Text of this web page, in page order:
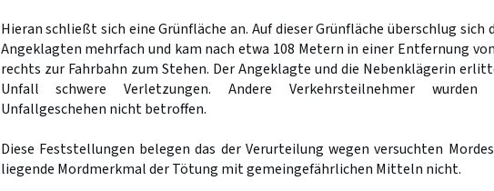
Hieran schließt sich eine Grünfläche an. Auf dieser Grünfläche überschlug sich
Angeklagten mehrfach und kam nach etwa 108 Metern in einer Entfernung
rechts zur Fahrbahn zum Stehen. Der Angeklagte und die Nebenklägerin
Unfall schwere Verletzungen. Andere Verkehrsteilnehmer
Unfallgeschehen nicht betroffen.
Diese Feststellungen belegen das der Verurteilung wegen versuchten
liegende Mordmerkmal der Tötung mit gemeingefährlichen Mitteln nicht.